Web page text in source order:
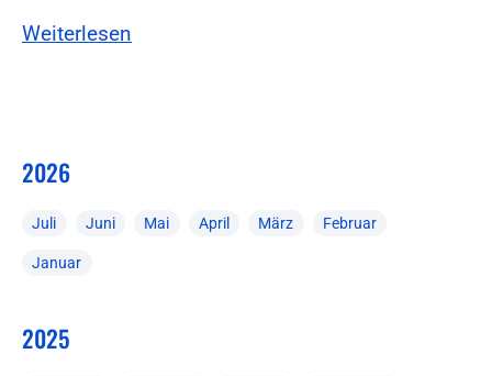
Weiterlesen
2026
Juli Juni Mai April März Februar
Januar
2025